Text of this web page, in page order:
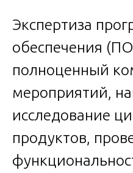
Экспертиза
обеспечения
полноценный
мероприятий,
исследование
продуктов,